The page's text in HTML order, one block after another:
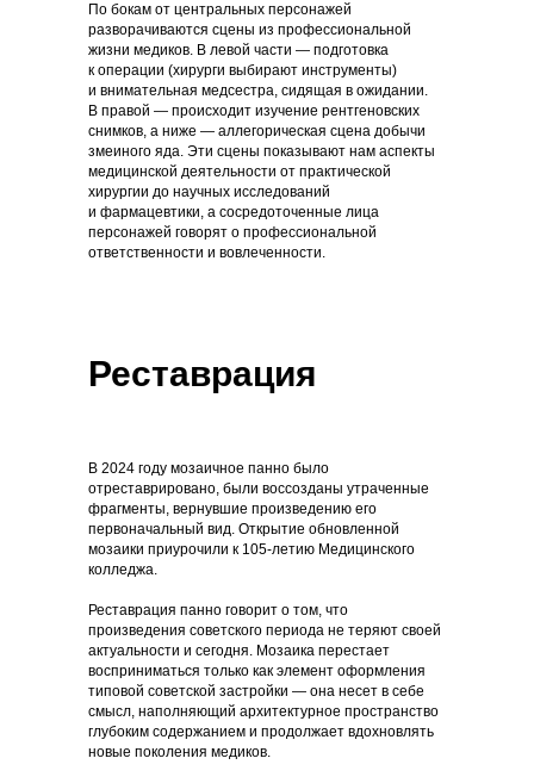
По бокам от центральных персонажей
разворачиваются сцены из профессиональной
жизни медиков. В левой части — подготовка
к операции (хирурги выбирают инструменты)
и внимательная медсестра, сидящая в ожидании.
В правой — происходит изучение рентгеновских
снимков, а ниже — аллегорическая сцена добычи
змеиного яда. Эти сцены показывают нам аспекты
медицинской деятельности от практической
хирургии до научных исследований
и фармацевтики, а сосредоточенные лица
персонажей говорят о профессиональной
ответственности и вовлеченности.
Реставрация
В 2024 году мозаичное панно было
отреставрировано, были воссозданы утраченные
фрагменты, вернувшие произведению его
первоначальный вид. Открытие обновленной
мозаики приурочили к 105-летию Медицинского
колледжа.
Реставрация панно говорит о том, что
произведения советского периода не теряют своей
актуальности и сегодня. Мозаика перестает
восприниматься только как элемент оформления
типовой советской застройки — она несет в себе
смысл, наполняющий архитектурное пространство
глубоким содержанием и продолжает вдохновлять
новые поколения медиков.
речного вокзала
Мир во всем мире